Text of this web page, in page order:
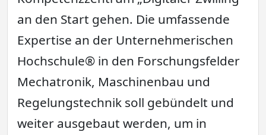
an den Start gehen. Die umfassende
Expertise an der Unternehmerischen
Hochschule® in den Forschungsfelder
Mechatronik, Maschinenbau und
Regelungstechnik soll gebündelt und
weiter ausgebaut werden, um in